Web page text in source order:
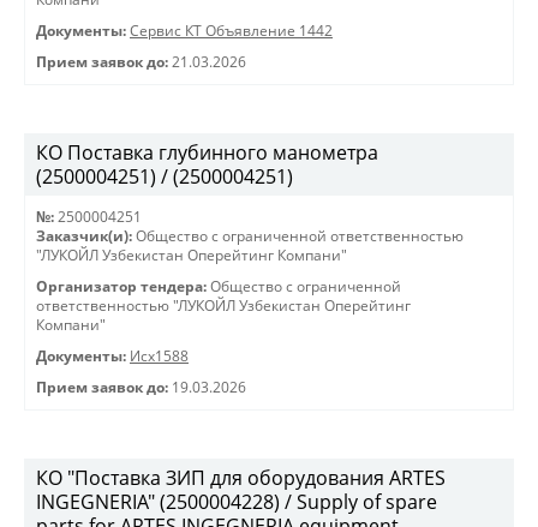
Документы: Сервис КТ Объявление 1442
Прием заявок до: 21.03.2026
КО Поставка глубинного манометра
(2500004251) / (2500004251)
№: 2500004251
Заказчик(и): Общество с ограниченной ответственностью
"ЛУКОЙЛ Узбекистан Оперейтинг Компани"
Организатор тендера: Общество с ограниченной
ответственностью "ЛУКОЙЛ Узбекистан Оперейтинг
Компани"
Документы: Исх1588
Прием заявок до: 19.03.2026
КО "Поставка ЗИП для оборудования ARTES
INGEGNERIA" (2500004228) / Supply of spare